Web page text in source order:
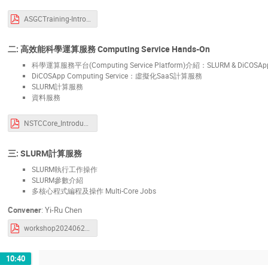
ASGCTraining-Intro-20240626.pdf
二: 高效能科學運算服務 Computing Service Hands-On
科學運算服務平台(Computing Service Platform)介紹：SLURM &
DiCOSApp Computing Service：虛擬化SaaS計算服務
SLURM計算服務
資料服務
NSTCCore_Introduction_20240626.pdf
三: SLURM計算服務
SLURM執行工作操作
SLURM參數介紹
多核心程式編程及操作 Multi-Core Jobs
Convener: Yi-Ru Chen
workshop20240626.pdf
10:40